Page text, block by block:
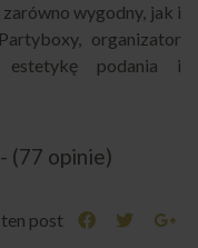
wygodny, jak i
organizator
estetykę podania i
(77 opinie)
post